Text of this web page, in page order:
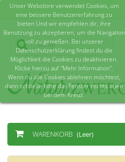
WARENKORB (Leer)
Unser Webstore verwendet Cookies, um
eine bessere Benutzererfahrung zu
bieten Und wir empfehlen dir, ihre
Benutzung zu akzeptieren, um die Navigation
voll zu genießen. Bei unserer
Datenschutzerklärung findest du die
Möglichkeit die Cookies zu deaktivieren.
Klicke hierzu auf "Mehr Information".
Wenn du alle Cookies ablehnen möchtest,
dann schließe bitte das Fenster rechts oben
bei dem Kreuz.